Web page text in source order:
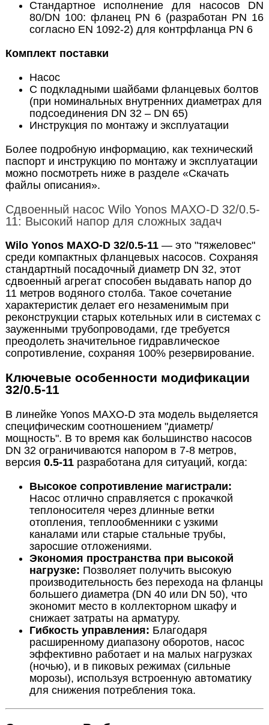
Стандартное исполнение для насосов DN
80/DN 100: фланец PN 6 (разработан PN 16
согласно EN 1092-2) для контрфланца PN 6
Комплект поставки
Насос
С подкладными шайбами фланцевых болтов
(при номинальных внутренних диаметрах для
подсоединения DN 32 – DN 65)
Инструкция по монтажу и эксплуатации
Более подробную информацию, как технический
паспорт и инструкцию по монтажу и эксплуатации
можно посмотреть ниже в разделе «Скачать
файлы описания».
Сдвоенный насос Wilo Yonos MAXO-D 32/0.5-
11: Высокий напор для сложных задач
Wilo Yonos MAXO-D 32/0.5-11— это "тяжеловес"
среди компактных фланцевых насосов. Сохраняя
стандартный посадочный диаметр DN 32, этот
сдвоенный агрегат способен выдавать напор до
11 метров водяного столба. Такое сочетание
характеристик делает его незаменимым при
реконструкции старых котельных или в системах с
зауженными трубопроводами, где требуется
преодолеть значительное гидравлическое
сопротивление, сохраняя 100% резервирование.
Ключевые особенности модификации
32/0.5-11
В линейке Yonos MAXO-D эта модель выделяется
специфическим соотношением "диаметр/
мощность". В то время как большинство насосов
DN 32 ограничиваются напором в 7-8 метров,
версия 0.5-11разработана для ситуаций, когда:
Высокое сопротивление магистрали:
Насос отлично справляется с прокачкой
теплоносителя через длинные ветки
отопления, теплообменники с узкими
каналами или старые стальные трубы,
заросшие отложениями.
Экономия пространства при высокой
нагрузке: Позволяет получить высокую
производительность без перехода на фланцы
большего диаметра (DN 40 или DN 50), что
экономит место в коллекторном шкафу и
снижает затраты на арматуру.
Гибкость управления: Благодаря
расширенному диапазону оборотов, насос
эффективно работает и на малых нагрузках
(ночью), и в пиковых режимах (сильные
морозы), используя встроенную автоматику
для снижения потребления тока.